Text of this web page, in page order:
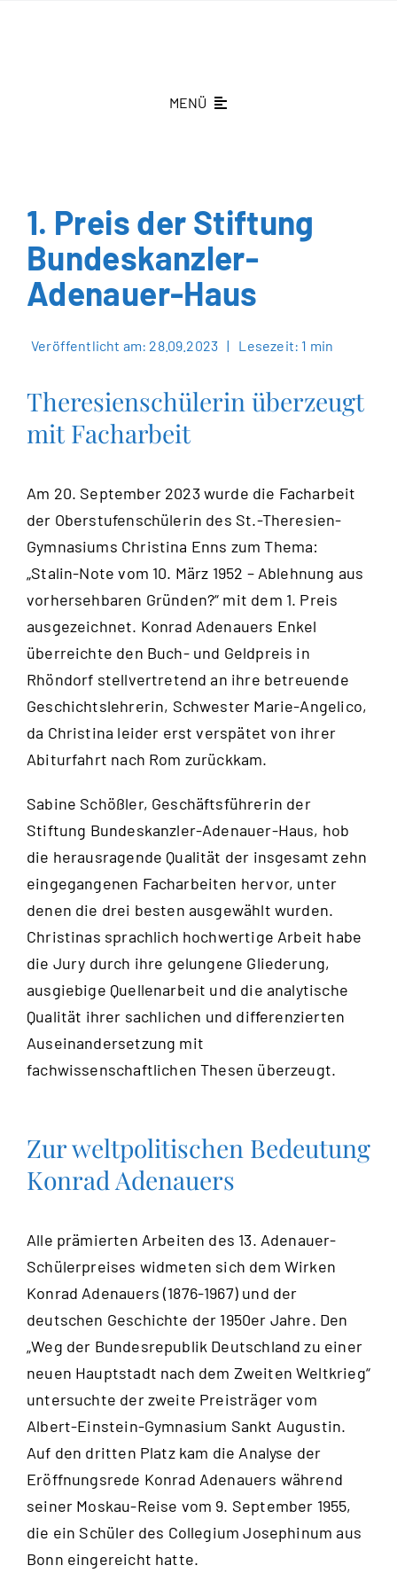
MENÜ
Schönenberg fördern
Aktuelles
1. Preis der Stiftung
Bundeskanzler-
Adenauer-Haus
Veröffentlicht am: 28.09.2023 | Lesezeit: 1 min
Theresienschülerin überzeugt
mit Facharbeit
Am 20. September 2023 wurde die Facharbeit
der Oberstufenschülerin des St.-Theresien-
Gymnasiums Christina Enns zum Thema:
„Stalin-Note vom 10. März 1952 – Ablehnung aus
vorhersehbaren Gründen?“ mit dem 1. Preis
ausgezeichnet. Konrad Adenauers Enkel
überreichte den Buch- und Geldpreis in
Rhöndorf stellvertretend an ihre betreuende
Geschichtslehrerin, Schwester Marie-Angelico,
da Christina leider erst verspätet von ihrer
Abiturfahrt nach Rom zurückkam.
Sabine Schößler, Geschäftsführerin der
Stiftung Bundeskanzler-Adenauer-Haus, hob
die herausragende Qualität der insgesamt zehn
eingegangenen Facharbeiten hervor, unter
denen die drei besten ausgewählt wurden.
Christinas sprachlich hochwertige Arbeit habe
die Jury durch ihre gelungene Gliederung,
ausgiebige Quellenarbeit und die analytische
Qualität ihrer sachlichen und differenzierten
Auseinandersetzung mit
fachwissenschaftlichen Thesen überzeugt.
Zur weltpolitischen Bedeutung
Konrad Adenauers
Alle prämierten Arbeiten des 13. Adenauer-
Schülerpreises widmeten sich dem Wirken
Konrad Adenauers (1876-1967) und der
deutschen Geschichte der 1950er Jahre. Den
„Weg der Bundesrepublik Deutschland zu einer
neuen Hauptstadt nach dem Zweiten Weltkrieg“
untersuchte der zweite Preisträger vom
Albert-Einstein-Gymnasium Sankt Augustin.
Auf den dritten Platz kam die Analyse der
Eröffnungsrede Konrad Adenauers während
seiner Moskau-Reise vom 9. September 1955,
die ein Schüler des Collegium Josephinum aus
Bonn eingereicht hatte.